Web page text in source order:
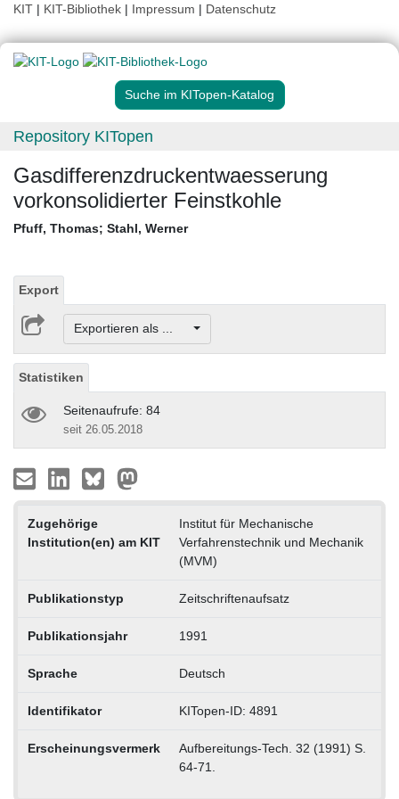
KIT | KIT-Bibliothek | Impressum | Datenschutz
Suche im KITopen-Katalog
Repository KITopen
Gasdifferenzdruckentwaesserung
vorkonsolidierter Feinstkohle
Pfuff, Thomas; Stahl, Werner
Export
Exportieren als ...
Statistiken
Seitenaufrufe: 84
seit 26.05.2018
Zugehörige
Institution(en) am KIT
Institut für Mechanische
Verfahrenstechnik und Mechanik
(MVM)
Publikationstyp Zeitschriftenaufsatz
Publikationsjahr 1991
Sprache Deutsch
Identifikator KITopen-ID: 4891
Erscheinungsvermerk
Aufbereitungs-Tech. 32 (1991) S.
64-71.